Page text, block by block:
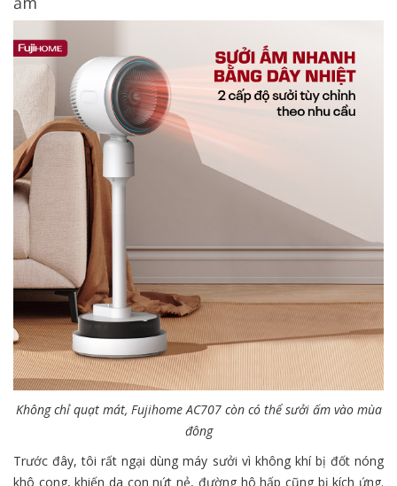
Không chỉ quạt mát, Fujihome AC707 còn có thể sưởi ấm vào mùa
đông
Trước đây, tôi rất ngại dùng máy sưởi vì không khí bị đốt nóng
khô cong, khiến da con nứt nẻ, đường hô hấp cũng bị kích ứng.